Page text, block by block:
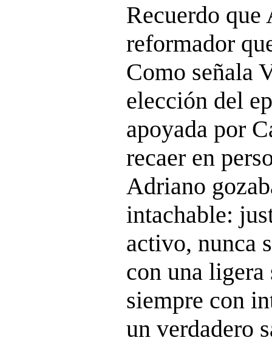
Recuerdo
reformador
Como señala
elección del
apoyada por
recaer en
Adriano
intachable:
activo, nunca
con una ligera
siempre con
un verdadero